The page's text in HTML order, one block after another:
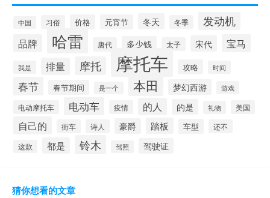
中国 习俗 价格 元宵节 冬天 冬季 发动机
品牌 哈雷 唐代 多少钱 太子 宋代 宝马
我是 排量 摩托 摩托车 攻略 时间
春节 春节期间 是一个 本田 梦幻西游 游戏
电动摩托车 电动车 疫情 的人 的是 礼物 美国
自己的 街车 诗人 豪爵 踏板 车型 还不
这款 都是 铃木 驾照 驾驶证
猜你想看的文章